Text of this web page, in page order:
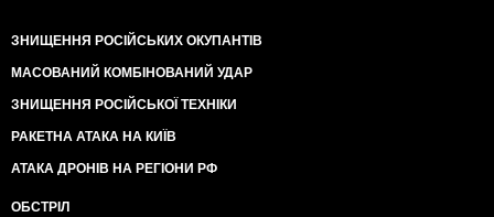
ЗНИЩЕННЯ РОСІЙСЬКИХ ОКУПАНТІВ
МАСОВАНИЙ КОМБІНОВАНИЙ УДАР
ЗНИЩЕННЯ РОСІЙСЬКОЇ ТЕХНІКИ
РАКЕТНА АТАКА НА КИЇВ
АТАКА ДРОНІВ НА РЕГІОНИ РФ
ОБСТРІЛ